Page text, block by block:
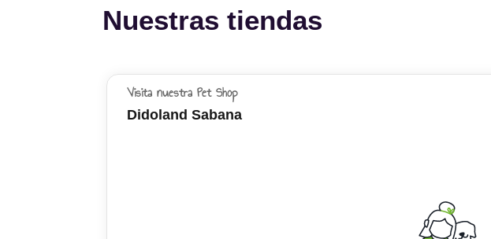
Nuestras tiendas
Visita nuestra Pet Shop
Didoland Sabana